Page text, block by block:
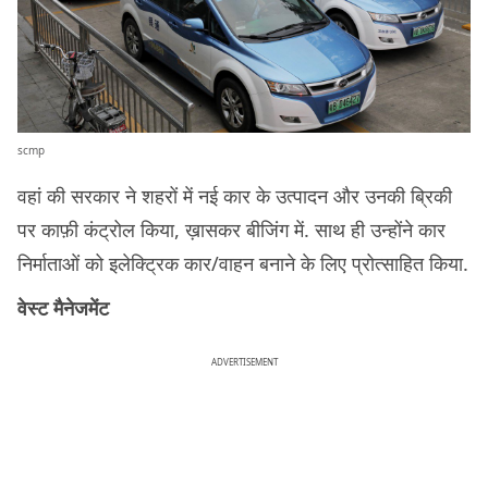
scmp
वहां की सरकार ने शहरों में नई कार के उत्पादन और उनकी ब्रिकी
पर काफ़ी कंट्रोल किया, ख़ासकर बीजिंग में. साथ ही उन्होंने कार
निर्माताओं को इलेक्ट्रिक कार/वाहन बनाने के लिए प्रोत्साहित किया.
वेस्ट मैनेजमेंट
ADVERTISEMENT